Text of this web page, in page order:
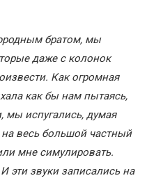
братом, мы
даже с колонок
Как огромная
как бы нам пытаясь,
мы испугались, думая
на весь большой частный
мне симулировать.
эти звуки записались на